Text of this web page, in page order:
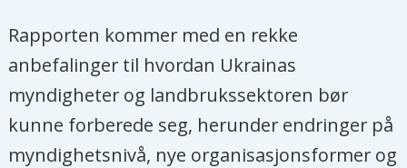
Rapporten kommer med en rekke
anbefalinger til hvordan Ukrainas
myndigheter og landbrukssektoren bør
kunne forberede seg, herunder endringer på
myndighetsnivå, nye organisasjonsformer og